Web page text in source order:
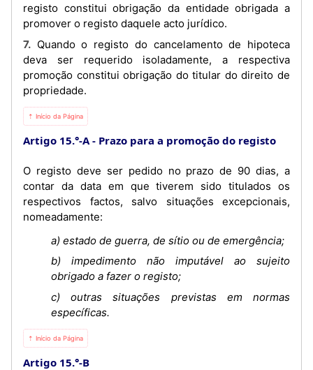
registo constitui obrigação da entidade obrigada a
promover o registo daquele acto jurídico.
7. Quando o registo do cancelamento de hipoteca
deva ser requerido isoladamente, a respectiva
promoção constitui obrigação do titular do direito de
propriedade.
⇡ Início da Página
Artigo 15.°-A Prazo para a promoção do registo
O registo deve ser pedido no prazo de 90 dias, a
contar da data em que tiverem sido titulados os
respectivos factos, salvo situações excepcionais,
nomeadamente:
a) estado de guerra, de sítio ou de emergência;
b) impedimento não imputável ao sujeito
obrigado a fazer o registo;
c) outras situações previstas em normas
específicas.
⇡ Início da Página
Artigo 15.°-B